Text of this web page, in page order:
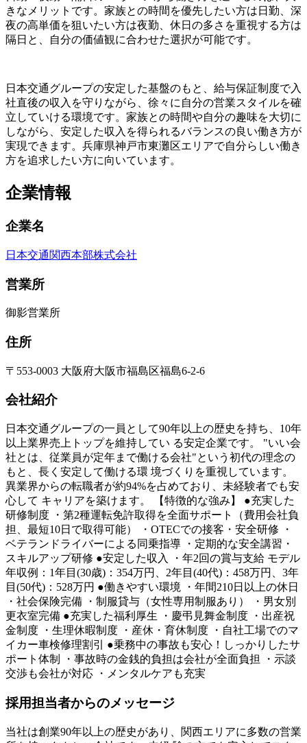
きなメリットです。家族との時間を優先したい方は日勤、深
夜の高単価を狙いたい方は夜勤、休日の多さを重視する方は
隔日と、自分の価値観に合わせた選択が可能です。
日本交通グループの安定した基盤のもと、給与保証制度で入
社直後の収入を守りながら、徐々に自分の営業スタイルを確
立していける環境です。家族との時間や自分の趣味を大切に
しながら、安定した収入を得られるバランスの良い働き方が
実現できます。兵庫県神戸市東灘区エリアで自分らしい働き
方を追求したい方に向いています。
企業情報
企業名
日本交通関西本部株式会社
営業所
御影営業所
住所
〒553-0003 大阪府大阪市福島区福島6-2-6
会社紹介
日本交通グループの一員として90年以上の歴史を持ち、10年
以上業界売上トップを維持してい る安定企業です。 "いい会
社とは、従業員が定年まで働ける会社"という初代の理念の
もと、長く安定して働ける環 境づくりを重視しています。
異業界からの転職者が約94%を占めており、未経験者でも安
心して キャリアを築けます。 【特徴的な強み】 ●充実した
研修制度 ・第2種運転免許取得を全面サポート（費用会社負
担、最短10日で取得可能） ・OTECでの接客・安全研修 ・
ベテランドライバーによる同乗指導 ・定期的な安全講習・
スキルアップ研修 ●安定した収入 ・年2回の賞与支給 モデル
年収例：1年目(30歳)：354万円、2年目(40代)：458万円、3年
目(50代)：528万円 ●働きやすい環境 ・年間210日以上の休日
・社会保険完備 ・制服貸与（女性専用制服あり） ・男女別
更衣室完備 ●充実した福利厚生 ・慶弔見舞金制度 ・出産祝
金制度 ・生理休暇制度 ・産休・育休制度 ・自社工場でのマ
イカー車検修理割引 ●乗務中の事故も安心！しっかりしたサ
ポート体制 ・事故時の金銭的負担は会社が全面負担 ・示談
交渉も会社が対応 ・メンタルケアも充実
採用担当者からのメッセージ
当社は創業90年以上の歴史があり、関西エリアに多数の営業